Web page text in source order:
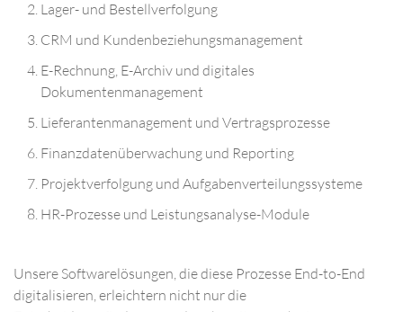
Lager- und Bestellverfolgung
CRM und Kundenbeziehungsmanagement
E-Rechnung, E-Archiv und digitales
Dokumentenmanagement
Lieferantenmanagement und Vertragsprozesse
Finanzdatenüberwachung und Reporting
Projektverfolgung und Aufgabenverteilungssysteme
HR-Prozesse und Leistungsanalyse-Module
Unsere Softwarelösungen, die diese Prozesse End-to-End
digitalisieren, erleichtern nicht nur die